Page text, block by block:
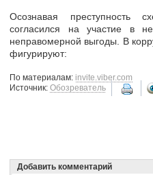
Осознавая преступность
согласился на участие в
неправомерной выгоды. В
фигурируют:
По материалам: invite.viber.com
Источник: Обозреватель
Добавить комментарий